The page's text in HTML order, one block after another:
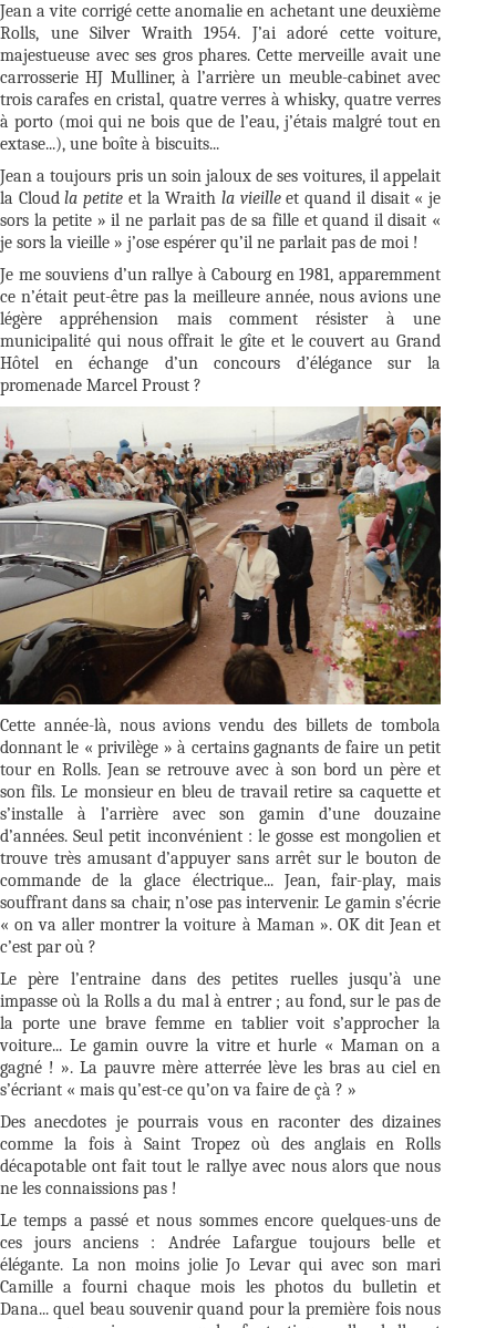
Jean a vite corrigé cette anomalie en achetant une deuxième
Rolls, une Silver Wraith 1954. J’ai adoré cette voiture,
majestueuse avec ses gros phares. Cette merveille avait une
carrosserie HJ Mulliner, à l’arrière un meuble-cabinet avec
trois carafes en cristal, quatre verres à whisky, quatre verres
à porto (moi qui ne bois que de l’eau, j’étais malgré tout en
extase...), une boîte à biscuits...
Jean a toujours pris un soin jaloux de ses voitures, il appelait
la Cloudla petite et la Wraithla vieilleet quand il disait « je
sors la petite » il ne parlait pas de sa fille et quand il disait «
je sors la vieille » j’ose espérer qu’il ne parlait pas de moi !
Je me souviens d’un rallye à Cabourg en 1981, apparemment
ce n’était peut-être pas la meilleure année, nous avions une
légère appréhension mais comment résister à une
municipalité qui nous offrait le gîte et le couvert au Grand
Hôtel en échange d’un concours d’élégance sur la
promenade Marcel Proust ?
Cette année-là, nous avions vendu des billets de tombola
donnant le « privilège » à certains gagnants de faire un petit
tour en Rolls. Jean se retrouve avec à son bord un père et
son fils. Le monsieur en bleu de travail retire sa caquette et
s’installe à l’arrière avec son gamin d’une douzaine
d’années. Seul petit inconvénient : le gosse est mongolien et
trouve très amusant d’appuyer sans arrêt sur le bouton de
commande de la glace électrique... Jean, fair-play, mais
souffrant dans sa chair, n’ose pas intervenir. Le gamin s’écrie
« on va aller montrer la voiture à Maman ». OK dit Jean et
c’est par où ?
Le père l’entraine dans des petites ruelles jusqu’à une
impasse où la Rolls a du mal à entrer ; au fond, sur le pas de
la porte une brave femme en tablier voit s’approcher la
voiture... Le gamin ouvre la vitre et hurle « Maman on a
gagné ! ». La pauvre mère atterrée lève les bras au ciel en
s’écriant « mais qu’est-ce qu’on va faire de çà ? »
Des anecdotes je pourrais vous en raconter des dizaines
comme la fois à Saint Tropez où des anglais en Rolls
décapotable ont fait tout le rallye avec nous alors que nous
ne les connaissions pas !
Le temps a passé et nous sommes encore quelques-uns de
ces jours anciens : Andrée Lafargue toujours belle et
élégante. La non moins jolie Jo Levar qui avec son mari
Camille a fourni chaque mois les photos du bulletin et
Dana... quel beau souvenir quand pour la première fois nous